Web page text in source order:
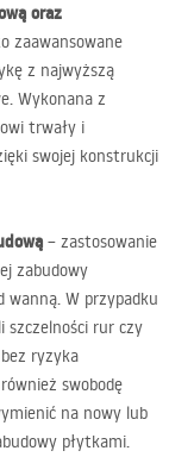
oraz
zaawansowane
z najwyższą
Wykonana z
trwały i
swojej konstrukcji
– zastosowanie
zabudowy
wanną. W przypadku
szczelności rur czy
ryzyka
swobodę
na nowy lub
płytkami.